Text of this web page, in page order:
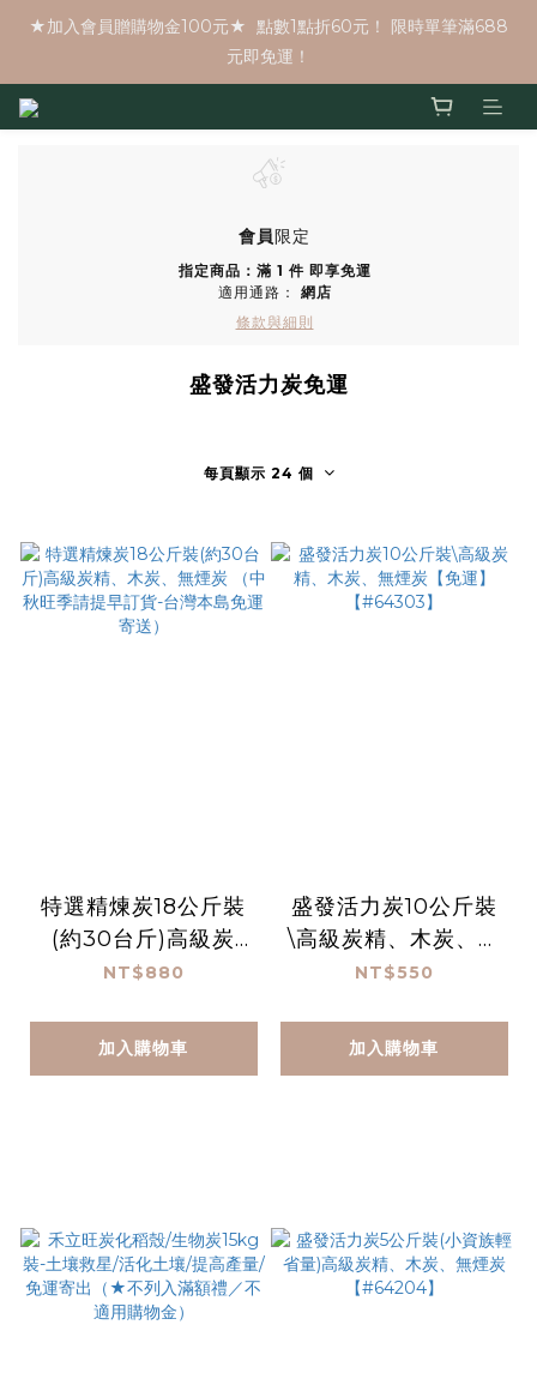
★加入會員贈購物金100元★  點數1點折60元！ 限時單筆滿688
元即免運！
會員限定
指定商品：滿 1 件 即享免運
適用通路： 網店
條款與細則
盛發活力炭免運
每頁顯示 24 個
特選精煉炭18公斤裝
(約30台斤)高級炭
精、木炭、無煙炭
貨-台灣本島免運寄
NT$880
加入購物車
盛發活力炭10公斤裝
\高級炭精、木炭、無
煙炭【免運】【#643
NT$550
加入購物車